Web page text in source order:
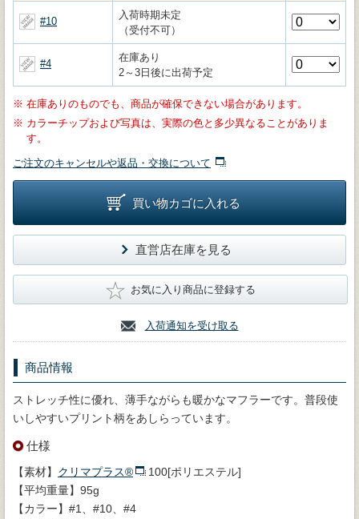
#10
入荷時期未定
（受付不可）
#4
在庫あり
2～3日後に出荷予定
※ 在庫ありのものでも、商品が確保できない場合があります。
※ カラーチップおよび写真は、実際の色と多少異なることがありま
す。
ご注文のキャンセルや返品・交換について
買い物カゴに入れる
直営店在庫を見る
★ お気に入り商品に登録する
入荷通知を受け取る
商品情報
ストレッチ性に優れ、薄手ながらも暖かなマフラーです。普段使
いしやすいプリント柄をあしらっています。
仕様
【素材】 クリマプラス®
100[ポリエステル]
【平均重量】95g
【カラー】#1、#10、#4